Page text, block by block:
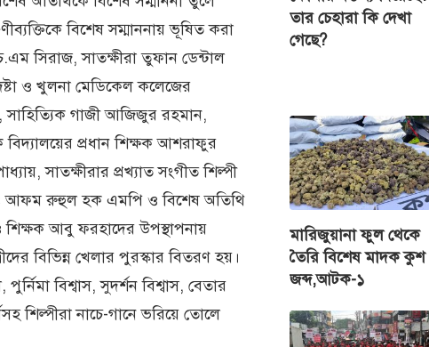
বিশেষ সম্মাননায় ভূষিত করা
সিরাজ, সাতক্ষীরা তুফান ডেন্টাল
ও খুলনা মেডিকেল কলেজের
গাজী আজিজুর রহমান,
বিদ্যালয়ের প্রধান শিক্ষক আশরাফুর
সাতক্ষীরার প্রখ্যাত সংগীত শিল্পী
আফম রুহুল হক এমপি ও বিশেষ অতিথি
আবু ফরহাদের উপস্থাপনায়
বিভিন্ন খেলার পুরস্কার বিতরণ হয়।
বিশ্বাস, সুদর্শন বিশ্বাস, বেতার
শিল্পীরা নাচে-গানে ভরিয়ে তোলে
তার চেহারা কি দেখা
গেছে?
মারিজুয়ানা ফুল থেকে
তৈরি বিশেষ মাদক কুশ
জব্দ,আটক-১